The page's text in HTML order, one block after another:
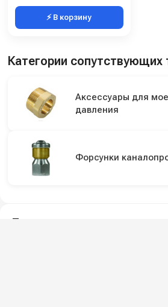
⚡ В корзину
Категории сопутствующих
Аксессуары для
давления
Форсунки
Подпишитесь на наши